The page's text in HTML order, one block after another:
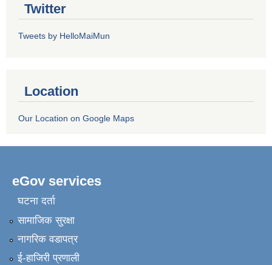
Twitter
Tweets by HelloMaiMun
Location
Our Location on Google Maps
eGov services
घटना दर्ता
सामाजिक सुरक्षा
नागरिक वडापत्र
ई-हाजिरी प्रणाली